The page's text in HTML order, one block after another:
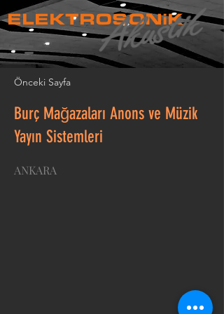
ELEKTROSONiK
Önceki Sayfa
Burç Mağazaları Anons ve Müzik
Yayın Sistemleri
ANKARA